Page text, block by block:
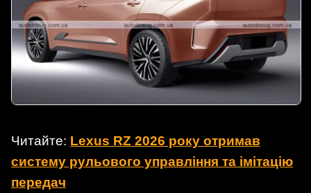
Читайте: Lexus RZ 2026 року отримав
систему рульового управління та імітацію
передач